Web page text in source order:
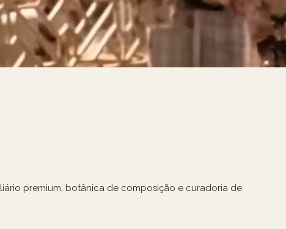
premium, botânica de composição e curadoria de